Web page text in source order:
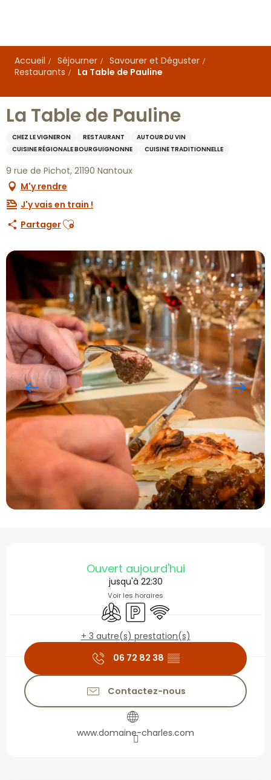
principal
Accueil
Séjourner
Savourer et Déguster
Restaurants
La Table de Pauline
La Table de Pauline
CHEZ LE VIGNERON RESTAURANT
AUTOUR DU VIN
CUISINE RÉGIONALE BOURGUIGNONNE
CUISINE TRADITIONNELLE
9 rue de Pichot, 21190 Nantoux
M'y rendre
J'y vais en train !
PartagerAjouter aux favoris
Ouverture et
Ouvert aujourd'hui
jusqu'à 22:30
Voir les horaires
Air conditionné
ParkingWiFi
+ 3 autre(s) prestation(s)
06 72 82 38 ▒▒
Contactez-nous
www.domaine-charles.com